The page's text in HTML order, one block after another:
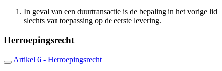
In geval van een duurtransactie is de bepaling in het vorige lid
slechts van toepassing op de eerste levering.
Herroepingsrecht
Artikel 6 - Herroepingsrecht